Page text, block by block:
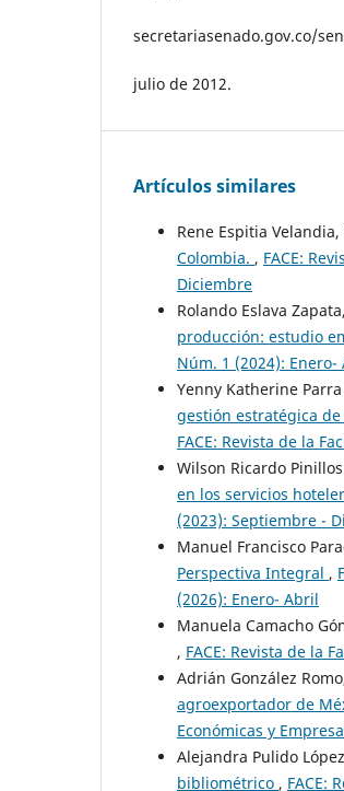
secretariasenado.gov.co/
julio de 2012.
Artículos similares
Rene Espitia
Colombia. , FACE:
Diciembre
Rolando Eslava
producción: estudio
Núm. 1 (2024): Enero-
Yenny Katherine
gestión estratégica
FACE: Revista de la
Wilson Ricardo
en los servicios
(2023): Septiembre -
Manuel Francisco
Perspectiva Integral ,
(2026): Enero- Abril
Manuela Camacho
, FACE: Revista de la
Adrián González
agroexportador de
Económicas y
Alejandra Pulido
bibliométrico , FACE: